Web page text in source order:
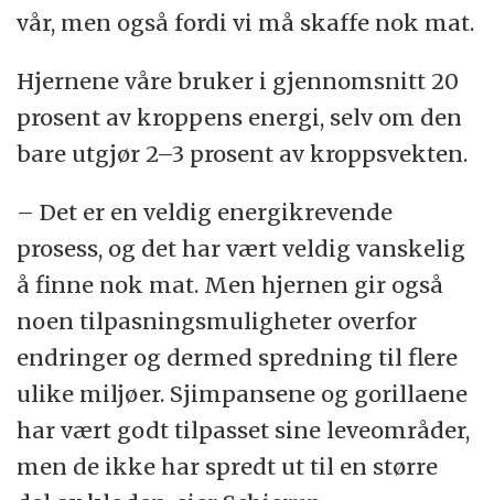
vår, men også fordi vi må skaffe nok mat.
Hjernene våre bruker i gjennomsnitt 20
prosent av kroppens energi, selv om den
bare utgjør 2–3 prosent av kroppsvekten.
– Det er en veldig energikrevende
prosess, og det har vært veldig vanskelig
å finne nok mat. Men hjernen gir også
noen tilpasningsmuligheter overfor
endringer og dermed spredning til flere
ulike miljøer. Sjimpansene og gorillaene
har vært godt tilpasset sine leveområder,
men de ikke har spredt ut til en større